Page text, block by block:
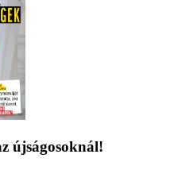
újságosoknál!